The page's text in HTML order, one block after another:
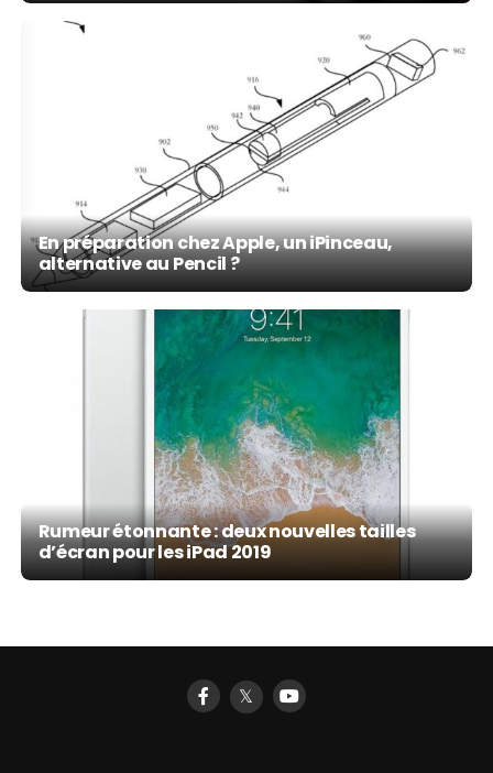
En préparation chez Apple, un iPinceau,
alternative au Pencil ?
Rumeur étonnante : deux nouvelles tailles
d’écran pour les iPad 2019
𝕏